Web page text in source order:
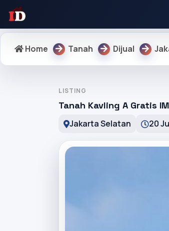
Home Tanah Dijual
LISTING
Tanah Kavling A Gratis
Jakarta Selatan 20